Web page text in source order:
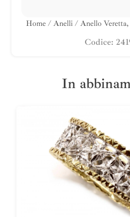
Home / Anelli / Anello
Codice:
In